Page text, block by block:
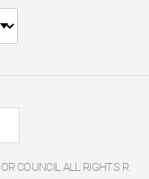
COUNCIL ALL RIGHTS R